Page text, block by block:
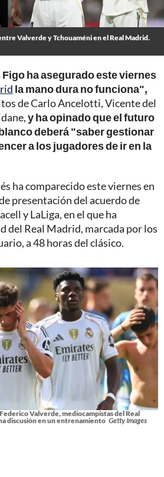
Valverde y Tchouaméni en el Real Madrid.
ha asegurado este viernes
la mano dura no funciona",
de Carlo Ancelotti, Vicente del
y ha opinado que el futuro
deberá "saber gestionar
a los jugadores de ir en la
ha comparecido este viernes en
presentación del acuerdo de
y LaLiga, en el que ha
del Real Madrid, marcada por los
a 48 horas del clásico.
Valverde, mediocampistas del Real
discusión en un entrenamiento Getty Images